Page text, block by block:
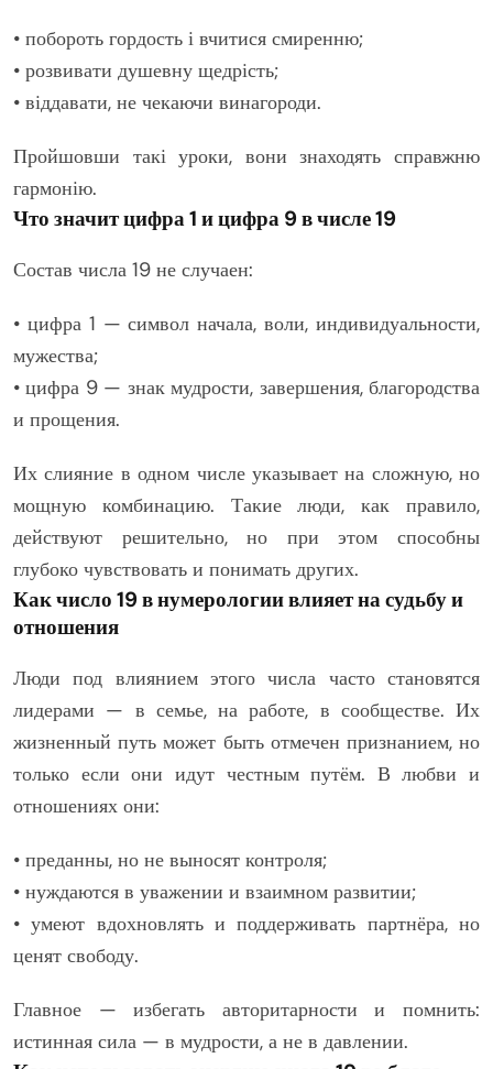
• побороть гордость і вчитися смиренню;
• розвивати душевну щедрість;
• віддавати, не чекаючи винагороди.
Пройшовши такі уроки, вони знаходять справжню
гармонію.
Что значит цифра 1 и цифра 9 в числе 19
Состав числа 19 не случаен:
• цифра 1 — символ начала, воли, индивидуальности,
мужества;
• цифра 9 — знак мудрости, завершения, благородства
и прощения.
Их слияние в одном числе указывает на сложную, но
мощную комбинацию. Такие люди, как правило,
действуют решительно, но при этом способны
глубоко чувствовать и понимать других.
Как число 19 в нумерологии влияет на судьбу и
отношения
Люди под влиянием этого числа часто становятся
лидерами — в семье, на работе, в сообществе. Их
жизненный путь может быть отмечен признанием, но
только если они идут честным путём. В любви и
отношениях они:
• преданны, но не выносят контроля;
• нуждаются в уважении и взаимном развитии;
• умеют вдохновлять и поддерживать партнёра, но
ценят свободу.
Главное — избегать авторитарности и помнить:
истинная сила — в мудрости, а не в давлении.